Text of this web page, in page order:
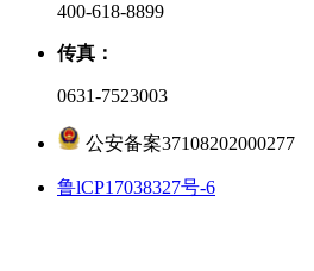
400-618-8899
传真：
0631-7523003
公安备案37108202000277
鲁lCP17038327号-6